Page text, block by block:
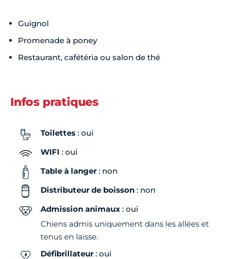
Guignol
Promenade à poney
Restaurant, cafétéria ou salon de thé
Infos pratiques
Toilettes : oui
WIFI : oui
Table à langer: non
Distributeur de boisson : non
Admission animaux : oui
Chiens admis uniquement dans les allées et
tenus en laisse.
Défibrillateur: oui